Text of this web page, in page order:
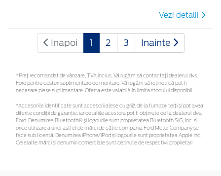
Vezi detalii
Inapoi 1 2 3 Inainte
*Preţ recomandat de vânzare, TVA inclus. Vă rugăm să contactaţi dealerul dvs.
Ford pentru costuri suplimentare de montare. Vă rugăm să rețineți că pot fi
necesare piese suplimentare. Oferta este valabilă în limita stocului disponibil.
*Accesoriile identificate sunt accesorii alese cu grijă de la furnizori terți și pot avea
diferite condiții de garanție, iar detaliile acestora pot fi obținute de la dealerul dvs.
Ford. Denumirea Bluetooth® și logourile sunt proprietatea Bluetooth SIG, Inc. și
orice utilizare a unor astfel de mărci de către compania Ford Motor Company se
face sub licență. Denumirea iPhone/iPod și logourile sunt proprietatea Apple Inc.
Celelalte mărci și denumiri comerciale sunt deținute de respectivii proprietari